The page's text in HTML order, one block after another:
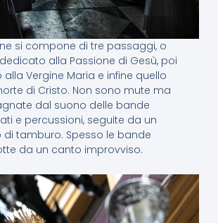
si compone di tre passaggi, o
alla Passione di Gesù, poi
Vergine Maria e infine quello
di Cristo. Non sono mute ma
dal suono delle bande
e percussioni, seguite da un
di tamburo. Spesso le bande
da un canto improvviso.